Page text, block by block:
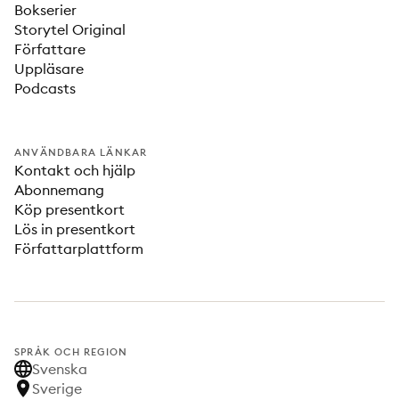
Bokserier
Storytel Original
Författare
Uppläsare
Podcasts
ANVÄNDBARA LÄNKAR
Kontakt och hjälp
Abonnemang
Köp presentkort
Lös in presentkort
Författarplattform
SPRÅK OCH REGION
Svenska
Sverige